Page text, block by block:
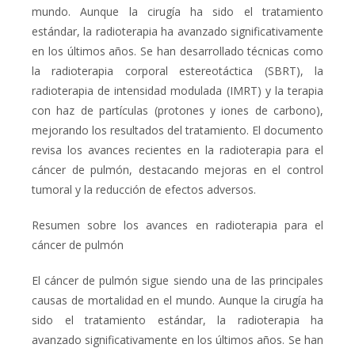
mundo. Aunque la cirugía ha sido el tratamiento
estándar, la radioterapia ha avanzado significativamente
en los últimos años. Se han desarrollado técnicas como
la radioterapia corporal estereotáctica (SBRT), la
radioterapia de intensidad modulada (IMRT) y la terapia
con haz de partículas (protones y iones de carbono),
mejorando los resultados del tratamiento. El documento
revisa los avances recientes en la radioterapia para el
cáncer de pulmón, destacando mejoras en el control
tumoral y la reducción de efectos adversos.
Resumen sobre los avances en radioterapia para el
cáncer de pulmón
El cáncer de pulmón sigue siendo una de las principales
causas de mortalidad en el mundo. Aunque la cirugía ha
sido el tratamiento estándar, la radioterapia ha
avanzado significativamente en los últimos años. Se han